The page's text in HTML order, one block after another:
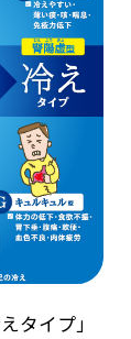
タイプ」